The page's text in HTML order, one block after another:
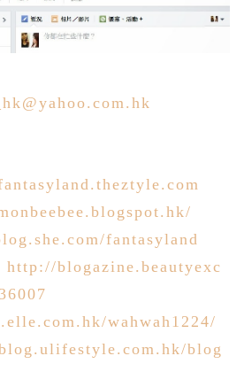
fantasyland
http://blogazine.beautyexc
wahwah1224/
blog